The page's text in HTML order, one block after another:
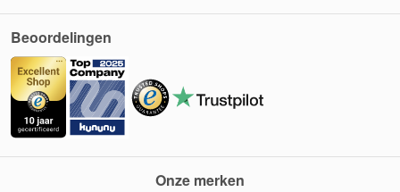
Beoordelingen
Onze merken